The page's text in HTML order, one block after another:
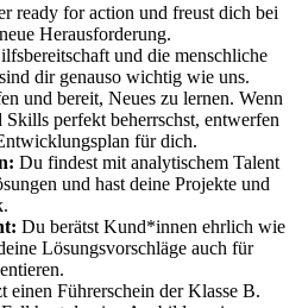
ready for action und freust dich bei
Herausforderung.
und die menschliche
dir genauso wichtig wie uns.
und bereit, Neues zu lernen. Wenn
perfekt beherrschst, entwerfen
für dich.
Du findest mit analytischem Talent
und hast deine Projekte und
Du berätst Kund*innen ehrlich wie
Lösungsvorschläge auch für
einen Führerschein der Klasse B.